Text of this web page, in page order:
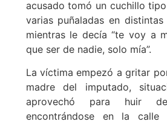
acusado tomó un cuchillo
varias puñaladas en
mientras le decía “te voy a
que ser de nadie, solo mía”.
La víctima empezó a gritar
madre del imputado,
aprovechó para huir
encontrándose en la